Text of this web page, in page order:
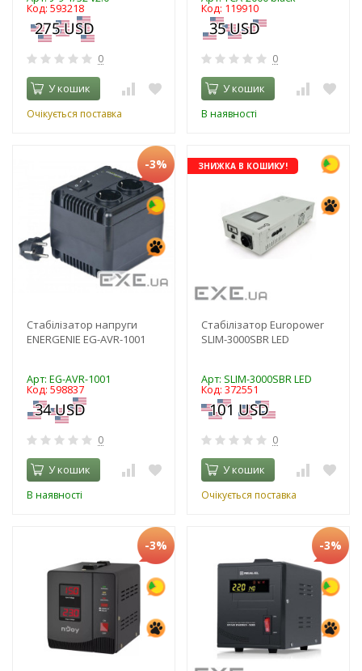
Код: 593218
0
У кошик
Очікується поставка
Код: 119910
0
У кошик
В наявності
-3%
Стабілізатор напруги
ENERGENIE EG-AVR-1001
Арт: EG-AVR-1001
Код: 598837
0
У кошик
В наявності
ЗНИЖКА В КОШИКУ!
Стабілізатор Europower
SLIM-3000SBR LED
Арт: SLIM-3000SBR LED
Код: 372551
0
У кошик
Очікується поставка
-3% -3%